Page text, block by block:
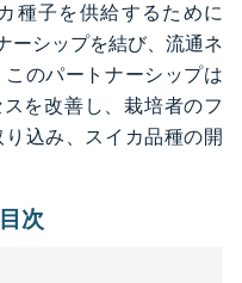
種子を供給するために
ーシップを結び、流通ネ
のパートナーシップは
を改善し、栽培者のフ
込み、スイカ品種の開
次